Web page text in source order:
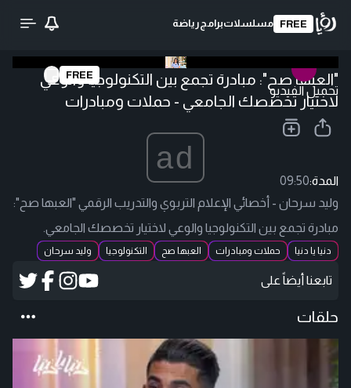
FREE مسلسلاتبرامج رياضة
تحميل الفيديو
FREE
"العبها صح": مبادرة تجمع بين التكنولوجيا والوعي
لاختيار تخصصك الجامعي - حملات ومبادرات
ad
المدة:09:50
وليد سرحان - أخصائي الإعلام التربوي والتدريب الرقمي "العبها صح":
مبادرة تجمع بين التكنولوجيا والوعي لاختيار تخصصك الجامعي.
دنيا يا دنيا حملات ومبادرات العبها صح التكنولوجيا وليد سرحان
تابعنا أيضاً على
حلقات